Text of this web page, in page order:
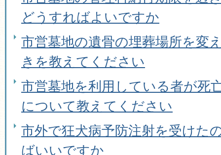
どうすればよいですか
市営墓地の遺骨の埋葬場所を変
きを教えてください
市営墓地を利用している者が死
について教えてください
市外で狂犬病予防注射を受けた
ばいいですか